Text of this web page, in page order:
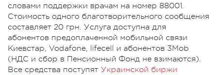
словами поддержки врачам на номер 88001.
Стоимость одного благотворительного сообщения
составляет 20 грн. Услуга доступна для
абонентов предоплаченной мобильной связи
Киевстар, Vodafone, lifecell и абонентов 3Mob
(НДС и сбор в Пенсионный Фонд не взимаются).
Все средства поступят Украинской биржи